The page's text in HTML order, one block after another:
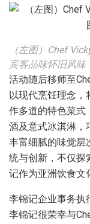
（左图）Chef
宾客品味怀旧风味
活动随后移师至
以现代烹饪理念，
作多道的特色菜式
酒及意式冰淇淋，
丰富细腻的味觉层
统与创新，不仅探
记作为亚洲饮食文
李锦记企业事务执
李锦记很荣幸与